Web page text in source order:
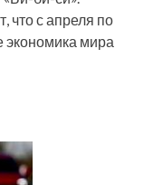
с апреля по
экономика мира